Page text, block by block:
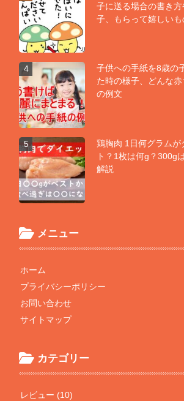
子に送る場合の書き
子、もらって嬉しい
4
子供への手紙を8歳の
た時の様子、どんな
の例文
5
鶏胸肉 1日何グラムが
ト？1枚は何g？300g
解説
メニュー
ホーム
プライバシーポリシー
お問い合わせ
サイトマップ
カテゴリー
レビュー (10)